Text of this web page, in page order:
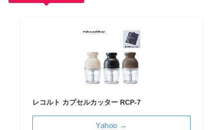
レコルト カプセルカッター RCP-7
Yahoo →